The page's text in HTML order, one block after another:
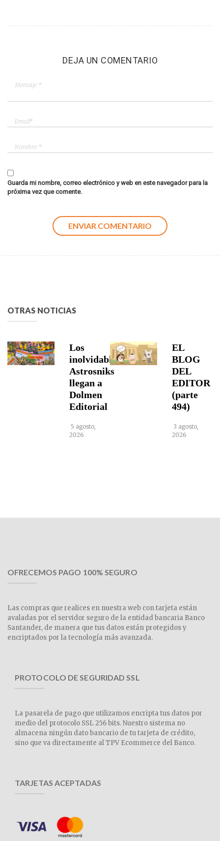
DEJA UN COMENTARIO
Guarda mi nombre, correo electrónico y web en este navegador para la
próxima vez que comente.
OTRAS NOTICIAS
Los
inolvidables
Astrosniks
llegan a
Dolmen
Editorial
5 agosto,
2026
EL
BLOG
DEL
EDITOR
(parte
494)
3 agosto,
2026
OFRECEMOS PAGO 100% SEGURO
Las compras que realices en nuestra web con tarjeta están
avaladas por el servidor seguro de la entidad bancaria Banco
Santander, de manera que tus datos están protegidos y
encriptados por la tecnología más avanzada.
PROTOCOLO DE SEGURIDAD SSL
La pasarela de pago que utilizamos encripta tus datos por
medio del protocolo SSL 256 bits. Nuestro sistema no
almacena ningún dato bancario de tu tarjeta de crédito,
sino que va directamente al TPV Ecommerce del Banco.
TARJETAS ACEPTADAS